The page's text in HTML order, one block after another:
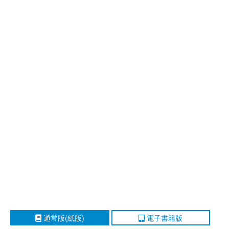
通常版(紙版) 電子書籍版